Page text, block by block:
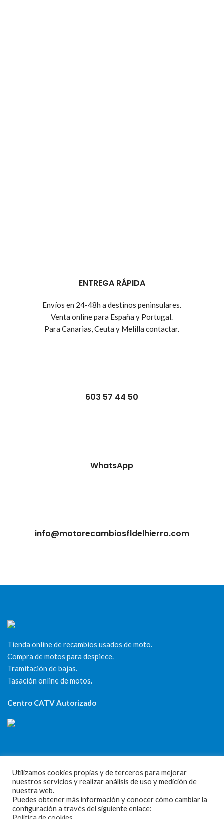
ENTREGA RÁPIDA
Envíos en 24-48h a destinos peninsulares.
Venta online para España y Portugal.
Para Canarias, Ceuta y Melilla contactar.
603 57 44 50
WhatsApp
info@motorecambiosfldelhierro.com
Tienda online de recambios usados de moto.
Compra de motos para despiece.
Tramitación de bajas.
Tasación online de motos.
Centro CATV Autorizado
CONTACTO
Parque Empresarial Las Condas , Nave 1
Utilizamos cookies propias y de terceros para mejorar
nuestros servicios y realizar análisis de uso y medición de
nuestra web.
Puedes obtener más información y conocer cómo cambiar la
configuración a través del siguiente enlace: